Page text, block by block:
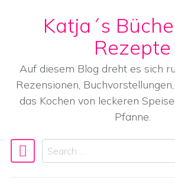
Skip to content
Katja´s
Rezepte
Auf diesem Blog dreht es sich
Rezensionen,
das Kochen von leckeren
Pfanne.
Main Navigation
Search